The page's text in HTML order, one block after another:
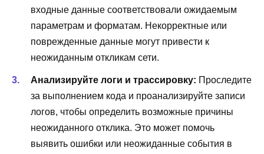
входные данные соответствовали ожидаемым
параметрам и форматам. Некорректные или
поврежденные данные могут привести к
неожиданным откликам сети.
Анализируйте логи и трассировку: Проследите
за выполнением кода и проанализируйте записи
логов, чтобы определить возможные причины
неожиданного отклика. Это может помочь
выявить ошибки или неожиданные события в